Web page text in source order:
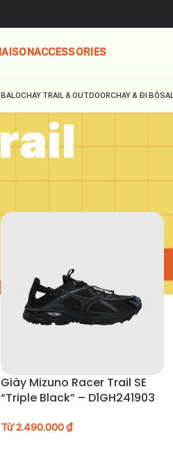
ACCESSORIES
CHẠY TRAIL & OUTDOORCHẠY & ĐI BỘ
Giày Mizuno Racer Trail SE
“Triple Black” – D1GH241903
Từ2.490.000₫